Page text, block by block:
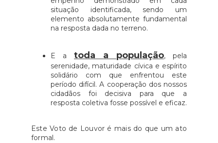
situação identificada, sendo um
elemento absolutamente fundamental
na resposta dada no terreno.
E a toda a população, pela
serenidade, maturidade cívica e espírito
solidário com que enfrentou este
período difícil. A cooperação dos nossos
cidadãos foi decisiva para que a
resposta coletiva fosse possível e eficaz.
Este Voto de Louvor é mais do que um ato
formal.